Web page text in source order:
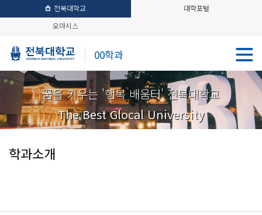
전북대학교
대학포털
오아시스
00학과
꿈을 키우는 '행복 배움터' 전북대학교
The Best Glocal University
학과소개